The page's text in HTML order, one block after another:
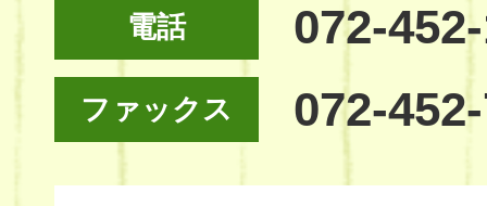
電話 072-
ファックス 072-